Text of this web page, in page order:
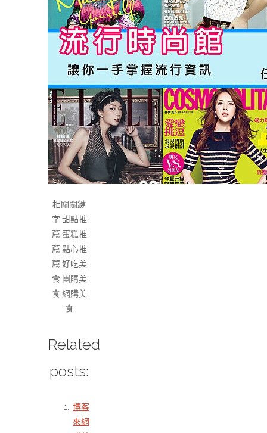
相關關鍵
字:甜點推
薦,蛋糕推
薦,點心推
薦,好吃美
食,團購美
食,網購美
食
Related
posts:
博客
來網